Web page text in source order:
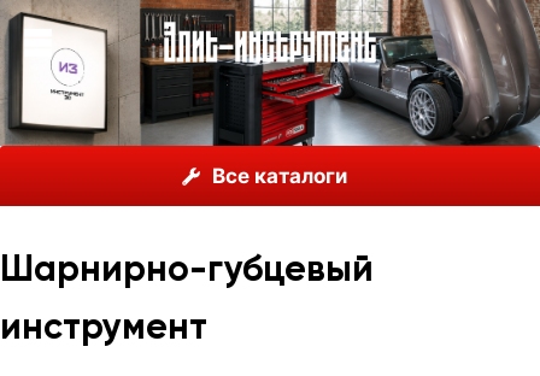
Все каталоги
Инструмент Wiha, Германия
Шарнирно-губцевый инструмент
Шарнирно-губцевый
инструмент